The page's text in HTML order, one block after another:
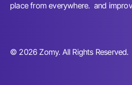
place from everywhere. and
© 2026 Zomy. All Rights Reserved.